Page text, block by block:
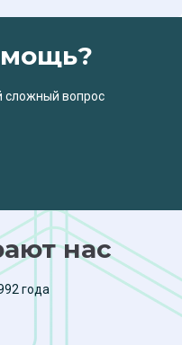
вопрос
нас
года